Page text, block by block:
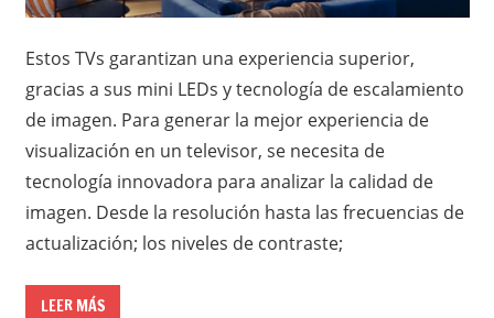
Estos TVs garantizan una experiencia superior,
gracias a sus mini LEDs y tecnología de escalamiento
de imagen. Para generar la mejor experiencia de
visualización en un televisor, se necesita de
tecnología innovadora para analizar la calidad de
imagen. Desde la resolución hasta las frecuencias de
actualización; los niveles de contraste;
LEER MÁS